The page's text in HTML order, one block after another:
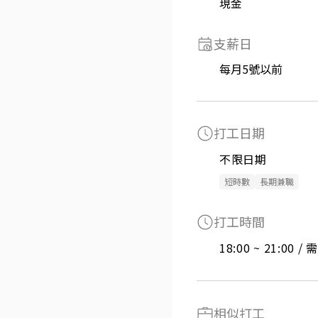
支薪日
每月5號以前
打工日期
不限日期
短時數 長期兼職
打工時間
18:00 ~ 21:00 /
相似打工